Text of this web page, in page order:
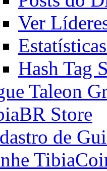
Ver
Hash Tag
Taleon
Store
de